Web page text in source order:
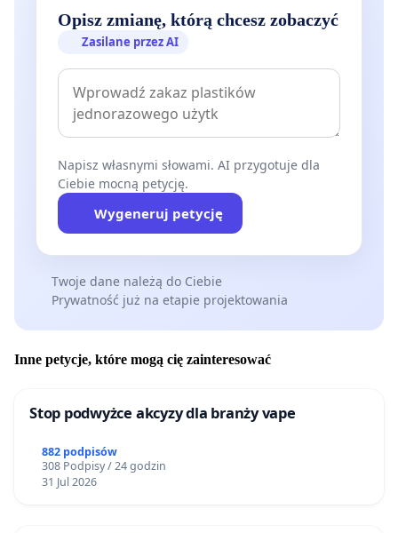
Opisz zmianę, którą chcesz zobaczyć
Zasilane przez AI
Napisz własnymi słowami. AI przygotuje dla
Ciebie mocną petycję.
Wygeneruj petycję
Twoje dane należą do Ciebie
Prywatność już na etapie projektowania
Inne petycje, które mogą cię zainteresować
Stop podwyżce akcyzy dla branży vape
882 podpisów
308 Podpisy / 24 godzin
31 Jul 2026